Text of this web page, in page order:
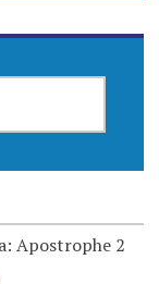
Apostrophe 2